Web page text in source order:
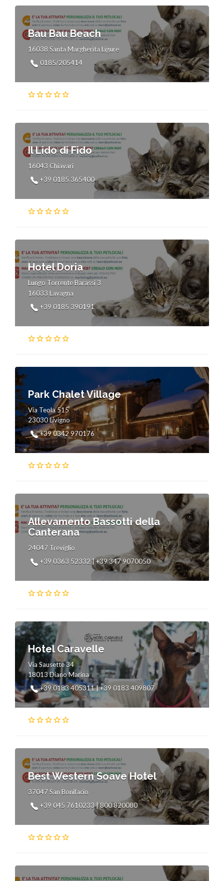
Bau Bau Beach
16038 Santa Margherita Ligure
0185/205414
Il Lido di Fido
16043 Chiavari
+39 0185 365400
Hotel Doria
Lungo Torrente Barassi 3
16033 Lavagna
+39 0185 390191
Park Chalet Village
Via Teola 515
23030 Livigno
+39 0342 970176
Allevamento Bassotti della
Canterana
24047 Treviglio
+39 0363 52332 | +39 347 9070050
Hotel Caravelle
Via Sausette 34
18013 Diano Marina
+39 0183 405311 | +39 0183 409807
Best Western Soave Hotel
37047 San Bonifacio
+39 045 7610233 | 800 820080